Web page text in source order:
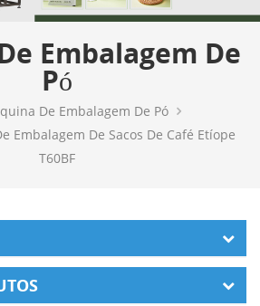
Embalagem De
Pó
De Embalagem De Pó
Embalagem De Sacos De Café Etíope
T60BF